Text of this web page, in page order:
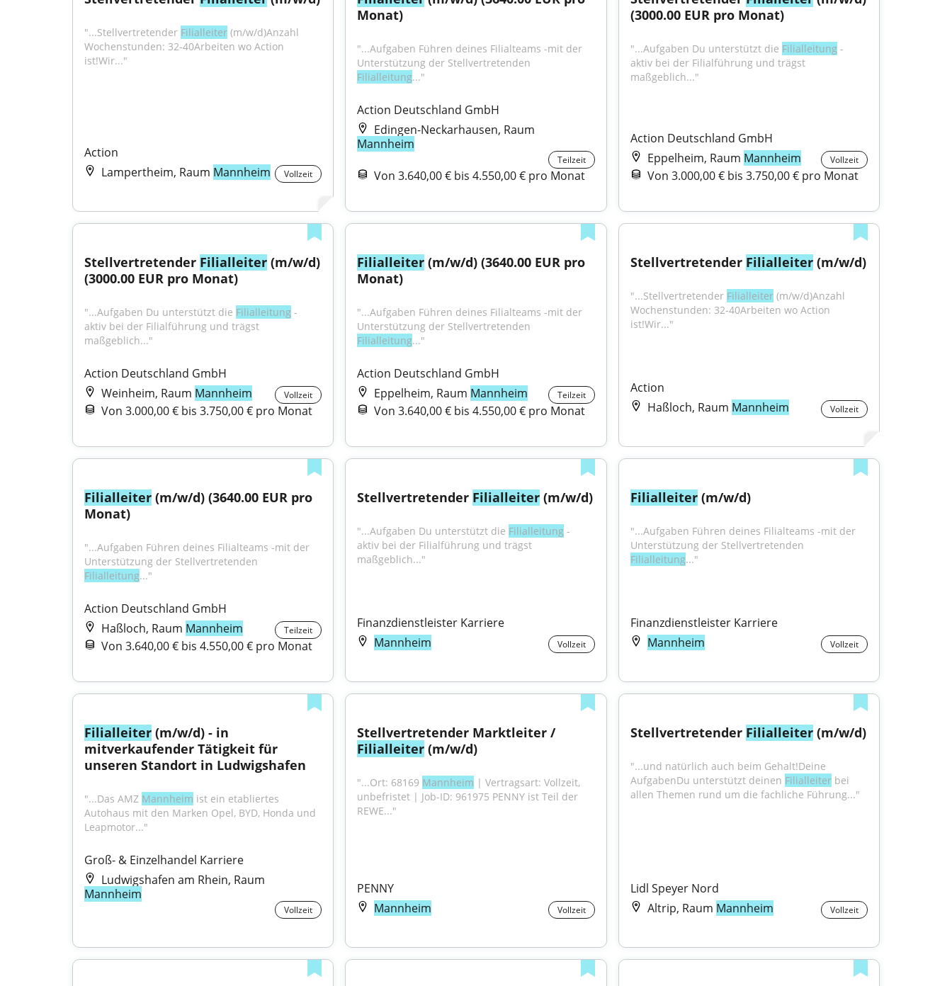
"...Stellvertretender Filialleiter (m/w/d)Anzahl
Wochenstunden: 32-40Arbeiten wo Action
ist!Wir..."
Action
Lampertheim, Raum Mannheim Vollzeit
Monat)
"...Aufgaben Führen deines Filialteams -mit der
Filialleitung..."
Action Deutschland GmbH
Edingen-Neckarhausen, Raum
Mannheim
Teilzeit
Von 3.640,00 € bis 4.550,00 € pro Monat
(3000.00 EUR pro Monat)
"...Aufgaben Du unterstützt die Filialleitung -
aktiv bei der Filialführung und trägst
maßgeblich..."
Action Deutschland GmbH
Eppelheim, Raum Mannheim Vollzeit
Von 3.000,00 € bis 3.750,00 € pro Monat
Stellvertretender Filialleiter (m/w/d)
(3000.00 EUR pro Monat)
"...Aufgaben Du unterstützt die Filialleitung -
aktiv bei der Filialführung und trägst
maßgeblich..."
Action Deutschland GmbH
Weinheim, Raum Mannheim Vollzeit
Von 3.000,00 € bis 3.750,00 € pro Monat
Filialleiter (m/w/d) (3640.00 EUR pro
Monat)
"...Aufgaben Führen deines Filialteams -mit der
Filialleitung..."
Action Deutschland GmbH
Eppelheim, Raum Mannheim Teilzeit
Von 3.640,00 € bis 4.550,00 € pro Monat
Stellvertretender Filialleiter (m/w/d)
"...Stellvertretender Filialleiter (m/w/d)Anzahl
Wochenstunden: 32-40Arbeiten wo Action
ist!Wir..."
Action
Haßloch, Raum Mannheim Vollzeit
Filialleiter (m/w/d) (3640.00 EUR pro
Monat)
"...Aufgaben Führen deines Filialteams -mit der
Filialleitung..."
Action Deutschland GmbH
Haßloch, Raum Mannheim Teilzeit
Von 3.640,00 € bis 4.550,00 € pro Monat
Stellvertretender Filialleiter (m/w/d)
"...Aufgaben Du unterstützt die Filialleitung -
aktiv bei der Filialführung und trägst
maßgeblich..."
Finanzdienstleister Karriere
Mannheim
Vollzeit
Filialleiter (m/w/d)
"...Aufgaben Führen deines Filialteams -mit der
Filialleitung..."
Finanzdienstleister Karriere
Mannheim
Vollzeit
Filialleiter (m/w/d) - in
mitverkaufender Tätigkeit für
unseren Standort in Ludwigshafen
"...Das AMZ Mannheim ist ein etabliertes
Autohaus mit den Marken Opel, BYD, Honda und
Leapmotor..."
Groß- & Einzelhandel Karriere
Ludwigshafen am Rhein, Raum
Mannheim
Vollzeit
Stellvertretender Marktleiter /
Filialleiter (m/w/d)
"...Ort: 68169 Mannheim | Vertragsart: Vollzeit,
unbefristet | Job-ID: 961975 PENNY ist Teil der
REWE..."
PENNY
Mannheim
Vollzeit
Stellvertretender Filialleiter (m/w/d)
"...und natürlich auch beim Gehalt!Deine
AufgabenDu unterstützt deinen Filialleiter bei
allen Themen rund um die fachliche Führung..."
Lidl Speyer Nord
Altrip, Raum Mannheim Vollzeit